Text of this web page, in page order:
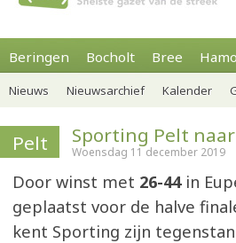
Beringen Bocholt Bree
Nieuws Nieuwsarchief Kalender
Pelt Sporting Pelt
Woensdag 11 december 2019
Door winst met 26-44in
geplaatst voor de halve
kent Sporting zijn